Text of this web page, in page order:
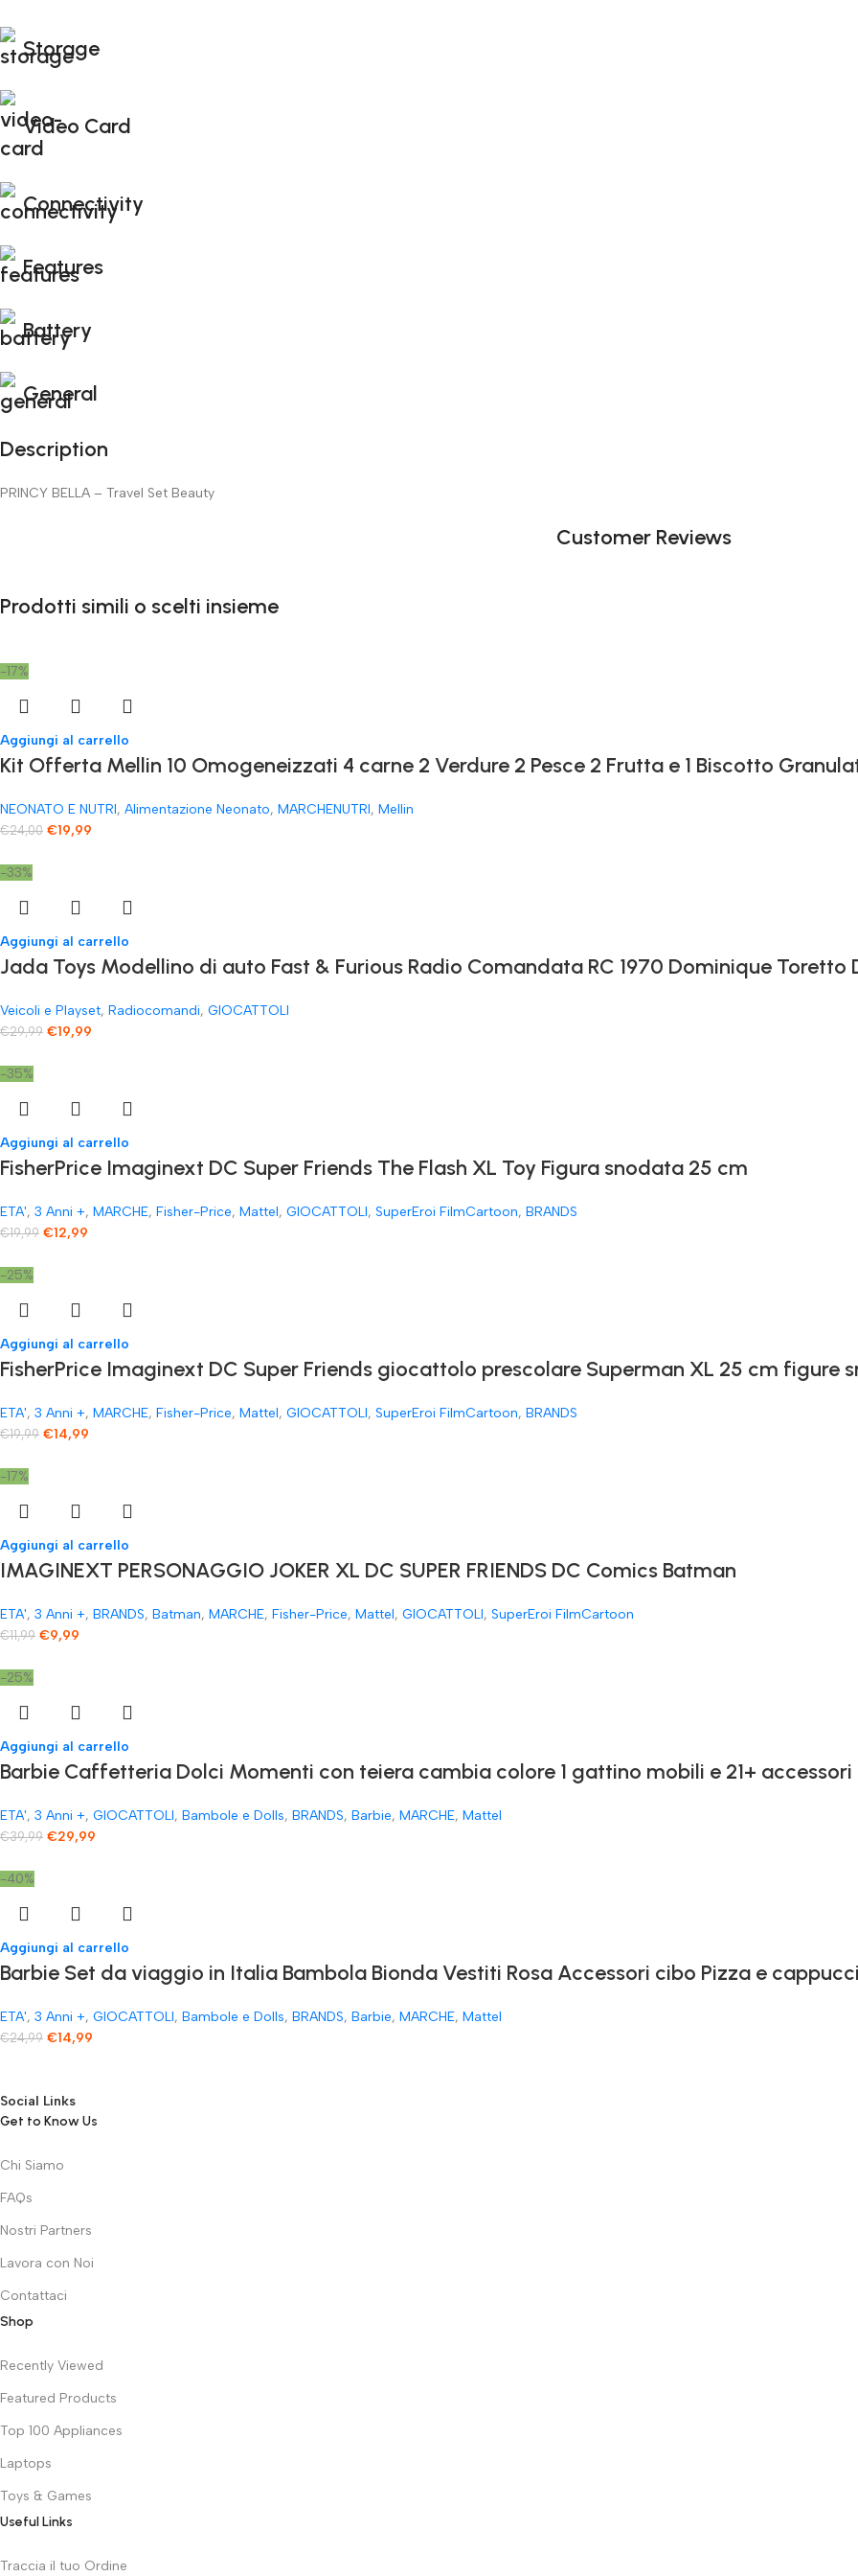
Storage
Video Card
Connectivity
Features
Battery
General
Description
PRINCY BELLA – Travel Set Beauty
Customer Reviews
Prodotti simili o scelti insieme
-17%
Aggiungi al carrello
Kit Offerta Mellin 10 Omogeneizzati 4 carne 2 Verdure 2 Pesce 2 Frutta e 1 Biscotto
NEONATO E NUTRI, Alimentazione Neonato, MARCHENUTRI, Mellin
€24,00 €19,99
-33%
Aggiungi al carrello
Jada Toys Modellino di auto Fast & Furious Radio Comandata RC 1970 Dominique Toretto
Veicoli e Playset, Radiocomandi, GIOCATTOLI
€29,99 €19,99
-35%
Aggiungi al carrello
FisherPrice Imaginext DC Super Friends The Flash XL Toy Figura snodata 25 cm
ETA', 3 Anni +, MARCHE, Fisher-Price, Mattel, GIOCATTOLI, SuperEroi FilmCartoon, BRANDS
€19,99 €12,99
-25%
Aggiungi al carrello
FisherPrice Imaginext DC Super Friends giocattolo prescolare Superman XL 25 cm figure
ETA', 3 Anni +, MARCHE, Fisher-Price, Mattel, GIOCATTOLI, SuperEroi FilmCartoon, BRANDS
€19,99 €14,99
-17%
Aggiungi al carrello
IMAGINEXT PERSONAGGIO JOKER XL DC SUPER FRIENDS DC Comics Batman
ETA', 3 Anni +, BRANDS, Batman, MARCHE, Fisher-Price, Mattel, GIOCATTOLI, SuperEroi FilmCartoon
€11,99 €9,99
-25%
Aggiungi al carrello
​Barbie Caffetteria Dolci Momenti con teiera cambia colore 1 gattino mobili e 21+ accessori
ETA', 3 Anni +, GIOCATTOLI, Bambole e Dolls, BRANDS, Barbie, MARCHE, Mattel
€39,99 €29,99
-40%
Aggiungi al carrello
Barbie Set da viaggio in Italia Bambola Bionda Vestiti Rosa Accessori cibo Pizza e
ETA', 3 Anni +, GIOCATTOLI, Bambole e Dolls, BRANDS, Barbie, MARCHE, Mattel
€24,99 €14,99
Social Links
Get to Know Us
Chi Siamo
FAQs
Nostri Partners
Lavora con Noi
Contattaci
Shop
Recently Viewed
Featured Products
Top 100 Appliances
Laptops
Toys & Games
Useful Links
Traccia il tuo Ordine